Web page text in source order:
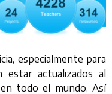
especialmente para
estar actualizados al
todo el mundo. Así